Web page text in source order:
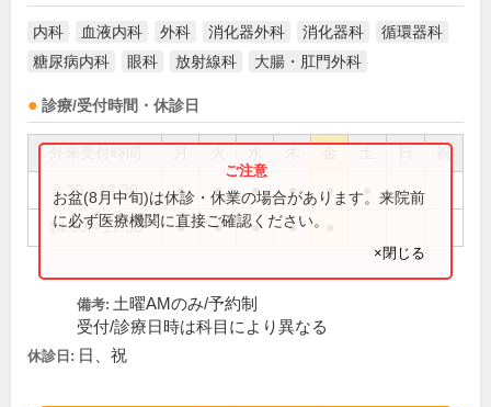
内科 血液内科 外科 消化器外科 消化器科
循環器科
糖尿病内科
眼科 放射線科 大腸・肛門外科
診療/受付時間・休診日
祝
8:30～12:30 ● ● ● ● ●
14:00～17:30 ● ● ● ●
お盆(8月中旬)は休診・休業の場合があります。来院前
に必ず医療機関に直接ご確認ください。
×閉じる
備考: 土曜AMのみ/予約制
受付/診療日時は科目により異なる
休診日: 日、祝